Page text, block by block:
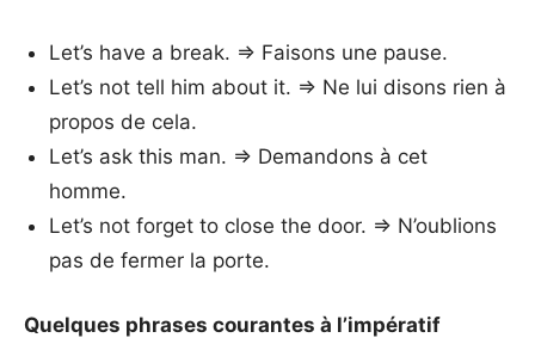
Let’s have a break. => Faisons une pause.
Let’s not tell him about it. => Ne lui disons rien à
propos de cela.
Let’s ask this man. => Demandons à cet
homme.
Let’s not forget to close the door. => N’oublions
pas de fermer la porte.
Quelques phrases courantes à l’impératif